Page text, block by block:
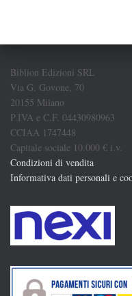
Biblion Edizioni SRL
Via G. Govone, 70
20155 Milano
P.IVA e C.F. 04430980963
CCIAA 1747448
Capitale sociale 10.000 € i.v.
Condizioni di vendita
Informativa dati personali e